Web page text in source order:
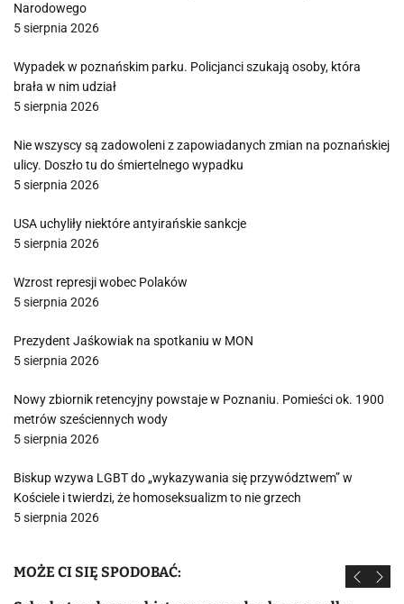
Narodowego
5 sierpnia 2026
Wypadek w poznańskim parku. Policjanci szukają osoby, która
brała w nim udział
5 sierpnia 2026
Nie wszyscy są zadowoleni z zapowiadanych zmian na poznańskiej
ulicy. Doszło tu do śmiertelnego wypadku
5 sierpnia 2026
USA uchyliły niektóre antyirańskie sankcje
5 sierpnia 2026
Wzrost represji wobec Polaków
5 sierpnia 2026
Prezydent Jaśkowiak na spotkaniu w MON
5 sierpnia 2026
Nowy zbiornik retencyjny powstaje w Poznaniu. Pomieści ok. 1900
metrów sześciennych wody
5 sierpnia 2026
Biskup wzywa LGBT do „wykazywania się przywództwem” w
Kościele i twierdzi, że homoseksualizm to nie grzech
5 sierpnia 2026
MOŻE CI SIĘ SPODOBAĆ: